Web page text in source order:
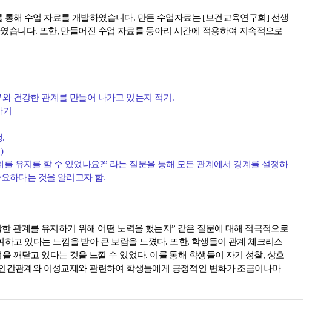
통해 수업 자료를 개발하였습니다. 만든 수업자료는 [보건교육연구회 ] 선생
습니다. 또한, 만들어진 수업 자료를 동아리 시간에 적용하여 지속적으로
와 건강한 관계를 만들어 나가고 있는지 적기 .
.
를 유지를 할 수 있었나요?” 라는 질문을 통해 모든 관계에서 경계를 설정하
하다는 것을 알리고자 함.
관계를 유지하기 위해 어떤 노력을 했는지” 같은 질문에 대해 적극적으로
고 있다는 느낌을 받아 큰 보람을 느꼈다. 또한, 학생들이 관계 체크리스
깨닫고 있다는 것을 느낄 수 있었다. 이를 통해 학생들이 자기 성찰, 상호
간관계와 이성교제와 관련하여 학생들에게 긍정적인 변화가 조금이나마